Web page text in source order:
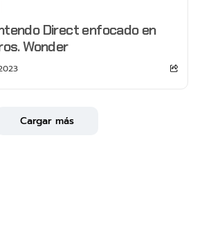
Direct enfocado en
Wonder
Cargar más